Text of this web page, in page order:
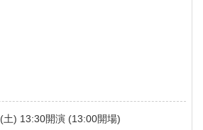
(土) 13:30開演 (13:00開場)